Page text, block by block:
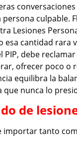
Lesiones
cantidad rara
debe
ofrecer poco o
equilibra la
que nunca lo
de
importar tanto